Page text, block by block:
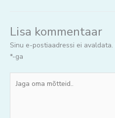
Lisa kommentaar
Sinu e-postiaadressi ei avaldata.
*-ga
oma